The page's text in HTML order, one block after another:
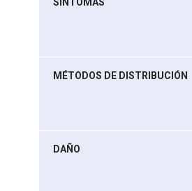
MÉTODOS DE DISTRIBUCIÓN
DAÑO